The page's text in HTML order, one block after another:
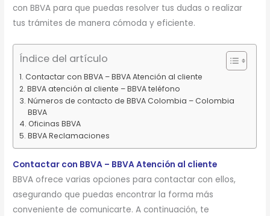
con BBVA para que puedas resolver tus dudas o realizar
tus trámites de manera cómoda y eficiente.
Índice del artículo
Contactar con BBVA – BBVA Atención al cliente
BBVA atención al cliente – BBVA teléfono
Números de contacto de BBVA Colombia – Colombia
BBVA
Oficinas BBVA
BBVA Reclamaciones
Contactar con BBVA – BBVA Atención al cliente
BBVA ofrece varias opciones para contactar con ellos,
asegurando que puedas encontrar la forma más
conveniente de comunicarte. A continuación, te